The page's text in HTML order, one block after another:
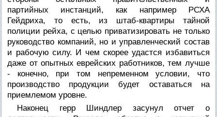
партийных инстанций, как например РСХА
Гейдриха, то есть, из штаб-квартиры тайной
полиции рейха, с целью приватизировать не только
руководство компаний, но и управленческий состав
и рабочую силу. И чем скорее удастся избавиться
даже от опытных еврейских работников, тем лучше
- конечно, при том непременном условии, что
производство продукции будет оставаться на
приемлемом уровне.
Наконец герр Шиндлер засунул отчет о